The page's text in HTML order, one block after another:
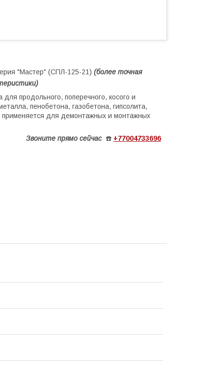
"Мастер" (СПЛ-125-21) (более точная
продольного, поперечного, косого и
пенобетона, газобетона, гипсолита,
применяется для демонтажных и монтажных
Звоните прямо сейчас ☎️ +77004733696